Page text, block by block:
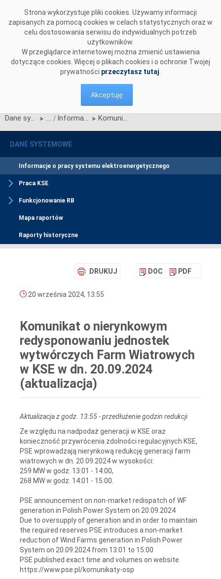
Strona wykorzystuje pliki cookies. Używamy informacji
zapisanych za pomocą cookies w celach statystycznych oraz w
celu dostosowania serwisu do indywidualnych potrzeb
użytkowników.
W przeglądarce internetowej można zmienić ustawienia
dotyczące cookies. Więcej o plikach cookies i o ochronie Twojej
prywatności przeczytasz tutaj
Akceptuję
Dane systemowe > Informacje o pracy systemu elektroenergetycznego > Komunikat o nierynkowym redysponowaniu jednostek wytwórczych Farm Wiatrowych w KSE w dn. 20.09.2024 (aktualizacja)
DANE SYSTEMOWE
Informacje o pracy systemu elektroenergetycznego
Praca KSE
Funkcjonowanie RB
Mapa raportów
Raporty historyczne
DRUKUJ DOC PDF
20 września 2024, 13:55
Komunikat o nierynkowym
redysponowaniu jednostek
wytwórczych Farm Wiatrowych
w KSE w dn. 20.09.2024
(aktualizacja)
Aktualizacja z godz. 13:55 - przedłużenie godzin redukcji
Ze względu na nadpodaż generacji w KSE oraz
konieczność przywrócenia zdolności regulacyjnych KSE,
PSE wprowadzają nierynkową redukcję generacji farm
wiatrowych w dn. 20.09.2024 w wysokości:
259 MW w godz. 13:01 - 14:00,
268 MW w godz. 14:01 - 15:00.
PSE announcement on non-market redispatch of WF
generation in Polish Power System on 20.09.2024
Due to oversupply of generation and in order to maintain
the required reserves PSE introduces a non-market
reduction of Wind Farms generation in Polish Power
System on 20.09.2024 from 13:01 to 15:00
PSE published exact time and volumes on website
https://www.pse.pl/komunikaty-osp